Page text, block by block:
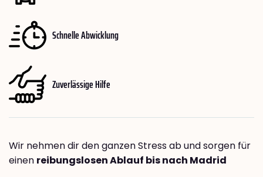
Schnelle Abwicklung
Zuverlässige Hilfe
Wir nehmen dir den ganzen Stress ab und sorgen für
einen reibungslosen Ablauf bis nach Madrid